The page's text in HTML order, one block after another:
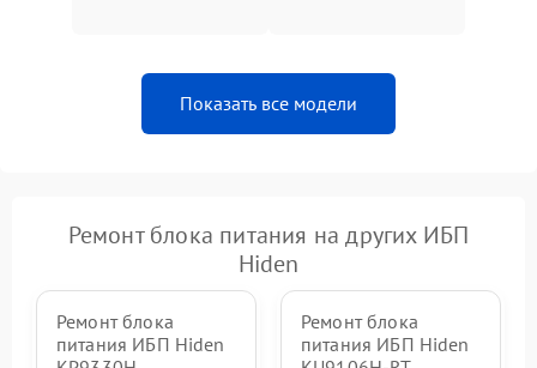
Повреждение системы
защиты от перегрева
перенапряжения
Показать все модели
Ремонт блока питания на других ИБП
Hiden
Ремонт блока
питания ИБП Hiden
Ремонт блока
питания ИБП Hiden